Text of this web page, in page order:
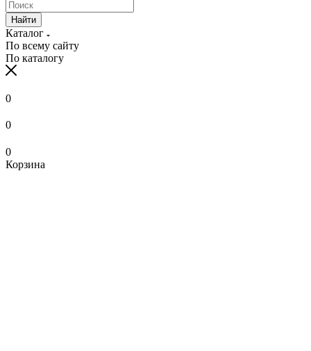
Найти
Каталог
По всему сайту
По каталогу
0
0
0
Корзина